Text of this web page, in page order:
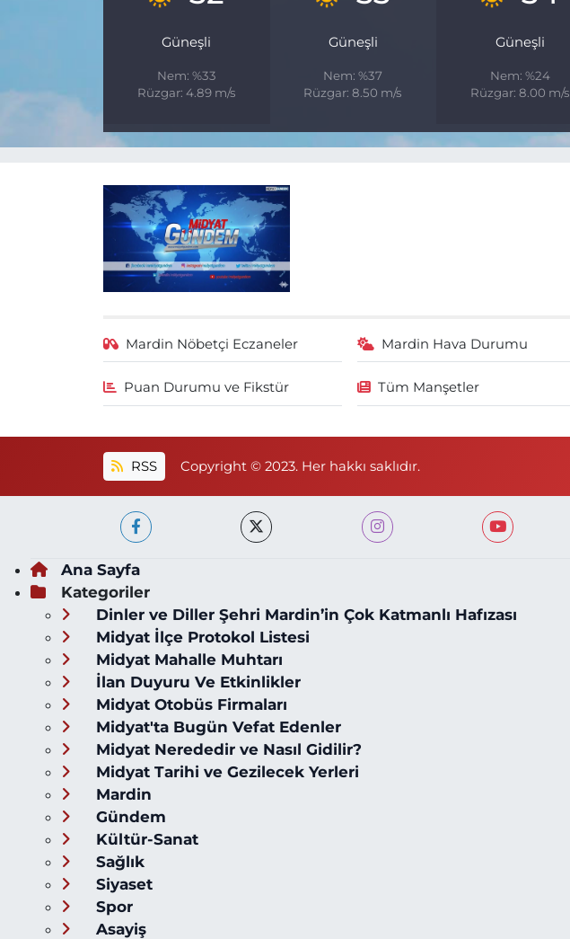
Güneşli
Nem: %33
Rüzgar: 4.89 m/s
Güneşli
Nem: %37
Rüzgar: 8.50 m/s
Güneşli
Nem: %24
Rüzgar: 8.00 m/s
Mardin Nöbetçi Eczaneler Mardin Hava Durumu
Puan Durumu ve Fikstür Tüm Manşetler
RSS Copyright © 2023. Her hakkı saklıdır.
Ana Sayfa
Kategoriler
Dinler ve Diller Şehri Mardin’in Çok Katmanlı Hafızası
Midyat İlçe Protokol Listesi
Midyat Mahalle Muhtarı
İlan Duyuru Ve Etkinlikler
Midyat Otobüs Firmaları
Midyat'ta Bugün Vefat Edenler
Midyat Nerededir ve Nasıl Gidilir?
Midyat Tarihi ve Gezilecek Yerleri
Mardin
Gündem
Kültür-Sanat
Sağlık
Siyaset
Spor
Asayiş